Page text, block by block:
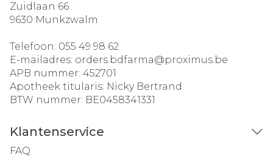
Zuidlaan 66
9630 Munkzwalm
Telefoon: 055 49 98 62
E-mailadres: orders.bdfarma@proximus.be
APB nummer: 452701
Apotheek titularis: Nicky Bertrand
BTW nummer: BE0458341331
Klantenservice
FAQ